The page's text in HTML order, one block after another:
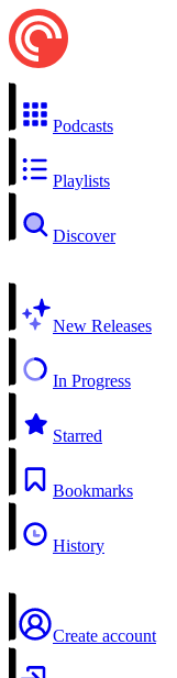
Podcasts
Playlists
Discover
New Releases
In Progress
Starred
Bookmarks
History
Create account